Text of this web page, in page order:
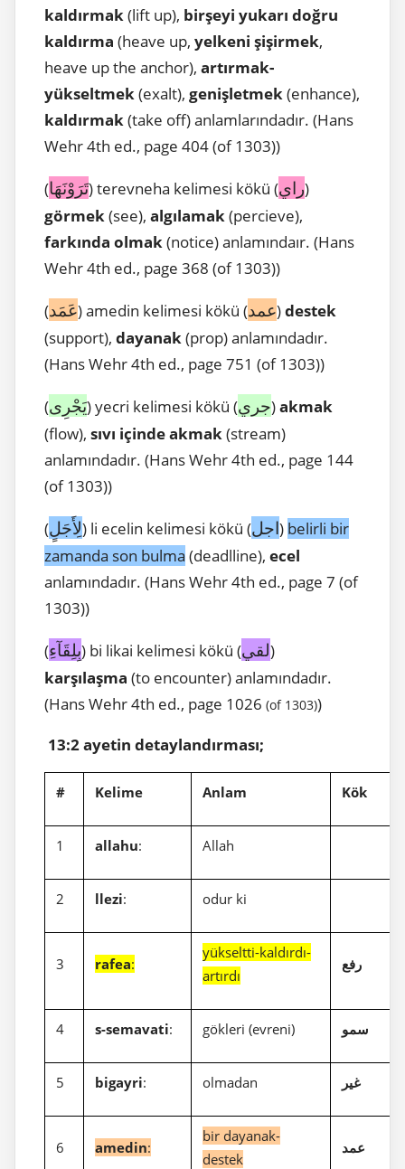
kaldırmak(lift up), birşeyi yukarı doğru
kaldırma (heave up, yelkeni şişirmek,
heave up the anchor), artırmak-
yükseltmek(exalt), genişletmek(enhance),
kaldırmak(take off) anlamlarındadır. (Hans
Wehr 4th ed., page 404 (of 1303))
(تَرَوْنَهَا) terevneha kelimesi kökü (راي)
görmek(see), algılamak(percieve),
farkında olmak(notice) anlamındaır. (Hans
Wehr 4th ed., page 368 (of 1303))
(عَمَد) amedin kelimesi kökü (عمد)destek
(support), dayanak(prop) anlamındadır.
(Hans Wehr 4th ed., page 751 (of 1303))
(يَجْرِى) yecri kelimesi kökü (جري)akmak
(flow), sıvı içinde akmak(stream)
anlamındadır. (Hans Wehr 4th ed., page 144
(of 1303))
(لِأَجَلٍ) li ecelin kelimesi kökü (اجل) belirli bir
zamanda son bulma (deadlline), ecel
anlamındadır. (Hans Wehr 4th ed., page 7 (of
1303))
(بِلِقَآءِ) bi likai kelimesi kökü (لقي)
karşılaşma (to encounter) anlamındadır.
(Hans Wehr 4th ed., page 1026 (of 1303))
13:2 ayetin detaylandırması;
# Kelime Anlam Kök
1 allahu: Allah
2 llezi: odur ki
3 rafea:
yükseltti-kaldırdı-
artırdı
رفع
4 s-semavati: gökleri (evreni) سمو
5 bigayri: olmadan غير
6 amedin:
bir dayanak-
destek
عمد